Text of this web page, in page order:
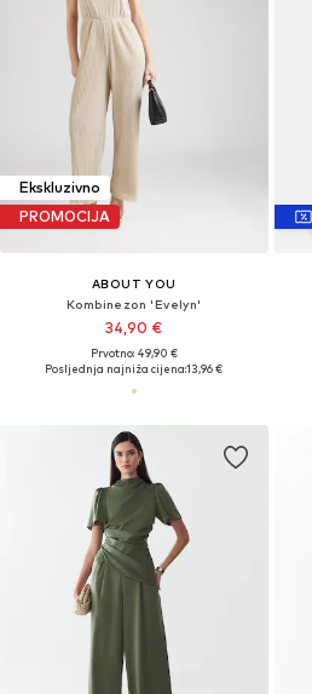
Ekskluzivno
PROMOCIJA
ABOUT YOU
Kombinezon 'Evelyn'
34,90 €
Prvotno: 49,90 €
Posljednja najniža cijena:13,96 €